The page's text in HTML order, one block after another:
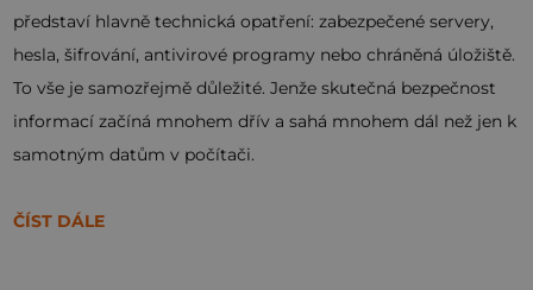
představí hlavně technická opatření: zabezpečené servery,
hesla, šifrování, antivirové programy nebo chráněná úložiště.
To vše je samozřejmě důležité. Jenže skutečná bezpečnost
informací začíná mnohem dřív a sahá mnohem dál než jen k
samotným datům v počítači.
ČÍST DÁLE